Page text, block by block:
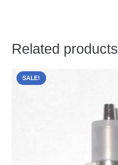
Related products
SALE!